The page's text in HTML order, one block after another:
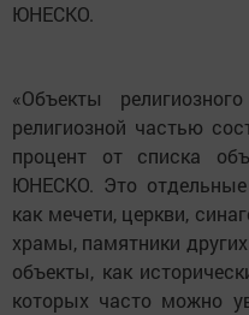
ЮНЕСКО.
«Объекты
религиозной частью
процент от списка
ЮНЕСКО. Это отдельные
как мечети, церкви,
храмы, памятники
объекты, как
которых часто можно